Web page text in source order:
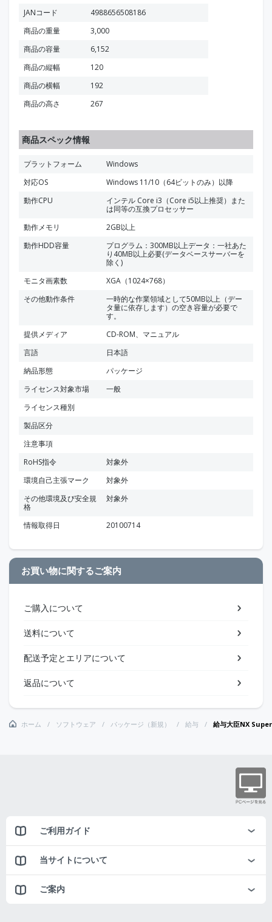
JANコード
4988656508186
商品の重量
3,000
商品の容量
6,152
商品の縦幅
120
商品の横幅
192
商品の高さ
267
商品スペック情報
プラットフォーム
Windows
対応OS
Windows 11/10（64ビットのみ）以降
動作CPU
インテル Core i3（Core i5以上推奨）また
は同等の互換プロセッサー
動作メモリ
2GB以上
動作HDD容量
プログラム：300MB以上データ：一社あた
り40MB以上必要(データベースサーバーを
除く)
モニタ画素数
XGA（1024×768）
その他動作条件
一時的な作業領域として50MB以上（デー
タ量に依存します）の空き容量が必要で
す。
提供メディア
CD-ROM、マニュアル
言語
日本語
納品形態
パッケージ
ライセンス対象市場
一般
ライセンス種別
製品区分
注意事項
RoHS指令
対象外
環境自己主張マーク
対象外
その他環境及び安全規
格
対象外
情報取得日 20100714
お買い物に関するご案内
ご購入について
送料について
配送予定とエリアについて
返品について
ホーム ソフトウェア パッケージ（新規） 給与 給与大臣NX
ご利用ガイド
当サイトについて
ご案内